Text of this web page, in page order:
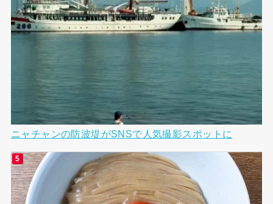
ニャチャンの防波堤がSNSで人気撮影スポットに